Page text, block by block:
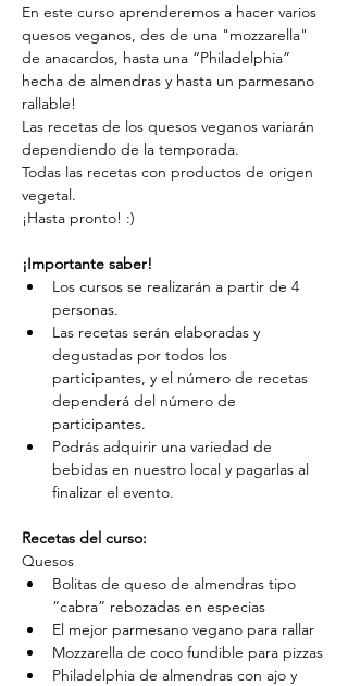
En este curso aprenderemos a hacer varios
quesos veganos, des de una "mozzarella"
de anacardos, hasta una “Philadelphia”
hecha de almendras y hasta un parmesano
rallable!
Las recetas de los quesos veganos variarán
dependiendo de la temporada.
Todas las recetas con productos de origen
vegetal.
¡Hasta pronto! :)
¡Importante saber!
Los cursos se realizarán a partir de 4
personas.
Las recetas serán elaboradas y
degustadas por todos los
participantes, y el número de recetas
dependerá del número de
participantes.
Podrás adquirir una variedad de
bebidas en nuestro local y pagarlas al
finalizar el evento.
Recetas del curso:
Quesos
Bolitas de queso de almendras tipo
“cabra” rebozadas en especias
El mejor parmesano vegano para rallar
Mozzarella de coco fundible para pizzas
Philadelphia de almendras con ajo y